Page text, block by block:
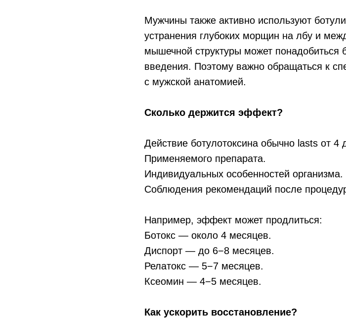
Мужчины также активно используют
устранения глубоких морщин на лбу и
мышечной структуры может понадобиться
введения. Поэтому важно обращаться к
с мужской анатомией.
Сколько держится эффект?
Действие ботулотоксина обычно lasts от 4
Применяемого препарата.
Индивидуальных особенностей организма.
Соблюдения рекомендаций после
Например, эффект может продлиться:
Ботокс — около 4 месяцев.
Диспорт — до 6−8 месяцев.
Релатокс — 5−7 месяцев.
Ксеомин — 4−5 месяцев.
Как ускорить восстановление?